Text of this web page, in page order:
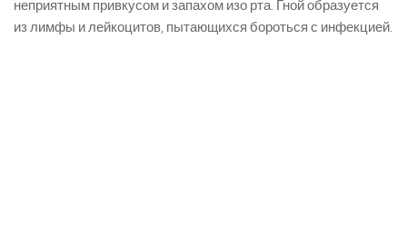
неприятным привкусом и запахом изо рта. Гной образуется
из лимфы и лейкоцитов, пытающихся бороться с инфекцией.